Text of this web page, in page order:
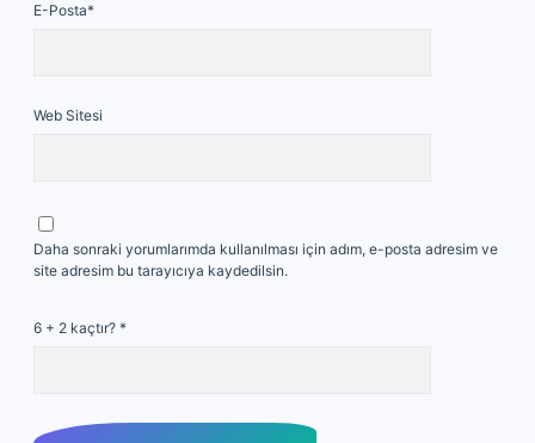
E-Posta*
Web Sitesi
Daha sonraki yorumlarımda kullanılması için adım, e-posta adresim ve
site adresim bu tarayıcıya kaydedilsin.
6 + 2 kaçtır? *